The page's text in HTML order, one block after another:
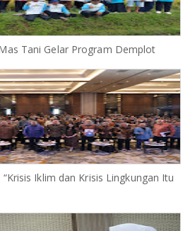
Tani Gelar Program Demplot
Iklim dan Krisis Lingkungan Itu